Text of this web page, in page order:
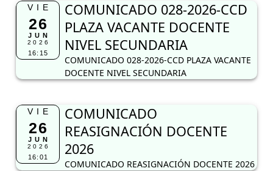
VIE
26
JUN
2026
16:15
COMUNICADO 028-2026-CCD
PLAZA VACANTE DOCENTE
NIVEL SECUNDARIA
COMUNICADO 028-2026-CCD PLAZA VACANTE
DOCENTE NIVEL SECUNDARIA
VIE
26
JUN
2026
16:01
COMUNICADO
REASIGNACIÓN DOCENTE
2026
COMUNICADO REASIGNACIÓN DOCENTE 2026